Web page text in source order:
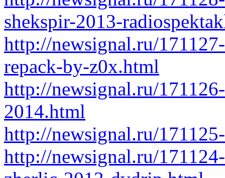
shekspir-2013-
http://newsignal.ru/
repack-by-z0x.html
http://newsignal.ru/
2014.html
http://newsignal.ru/
http://newsignal.ru/